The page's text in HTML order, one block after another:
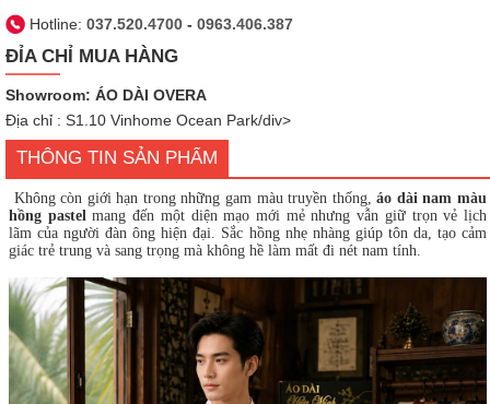
Hotline: 037.520.4700 - 0963.406.387
ĐỈA CHỈ MUA HÀNG
Showroom: ÁO DÀI OVERA
Địa chỉ : S1.10 Vinhome Ocean Park/div>
THÔNG TIN SẢN PHẨM
Không còn giới hạn trong những gam màu truyền thống,áo dài nam màu
hồng pastelmang đến một diện mạo mới mẻ nhưng vẫn giữ trọn vẻ lịch
lãm của người đàn ông hiện đại. Sắc hồng nhẹ nhàng giúp tôn da, tạo cảm
giác trẻ trung và sang trọng mà không hề làm mất đi nét nam tính.